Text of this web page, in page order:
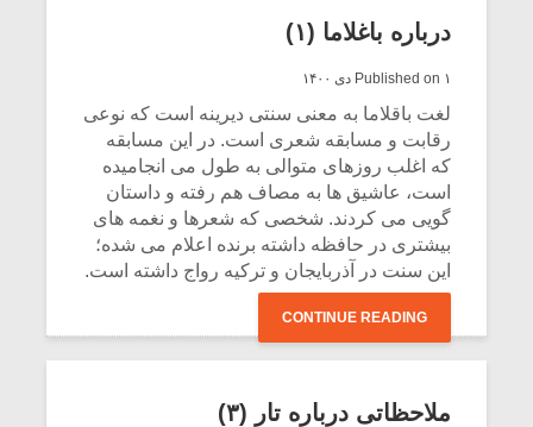
این ساز است. دیوان، سازی است با دسته ای
بلندتر از تنبور که به شکل های گوناگون در
مناطق کردنشین ترکیه و میان ترکان و مناطقی
ساز بیشتر در مناطق کرد و ترک نشین متداول
است به عقیده من این ساز مخصوص ترک‌ها یا
کردها نیست، این ساز متعلق به کسانی است که
آن را به خوبی و شایستگی می نوازند».
CONTINUE READING
درباره باغلاما (۱)
Published on ۱ دی ۱۴۰۰
لغت باقلاما به معنی سنتی دیرینه است که نوعی
رقابت و مسابقه شعری است. در این مسابقه
که اغلب روزهای متوالی به طول می انجامیده
است، عاشیق ها به مصاف هم رفته و داستان
گویی می کردند. شخصی که شعرها و نغمه های
بیشتری در حافظه داشته برنده اعلام می شده؛
این سنت در آذربایجان و ترکیه رواج داشته است.
CONTINUE READING
ملاحظاتی درباره تار (۳)